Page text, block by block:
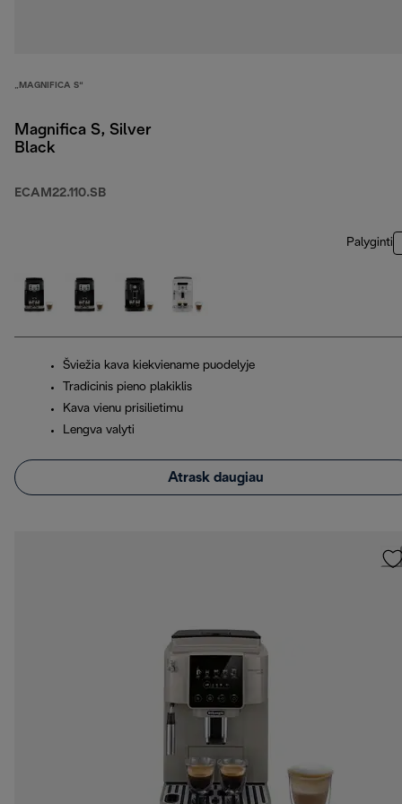
„MAGNIFICA S“
Magnifica S, Silver
Black
ECAM22.110.SB
Palyginti
Šviežia kava kiekviename puodelyje
Tradicinis pieno plakiklis
Kava vienu prisilietimu
Lengva valyti
Atrask daugiau